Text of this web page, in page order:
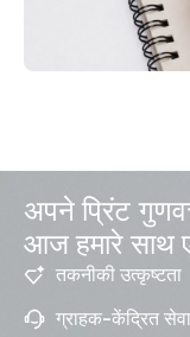
अपने प्रिंट
आज हमारे साथ
तकनीकी उत्कृष्टता
ग्राहक-केंद्रित सेवा